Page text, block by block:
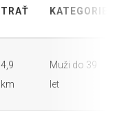
TRAŤ KATEGORIE
4,9
km
Muži do 39
let